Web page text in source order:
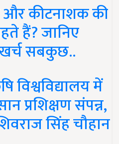
और कीटनाशक की
हैं? जानिए
खर्च सबकुछ..
विश्वविद्यालय में
प्रशिक्षण संपन्न,
सिंह चौहान